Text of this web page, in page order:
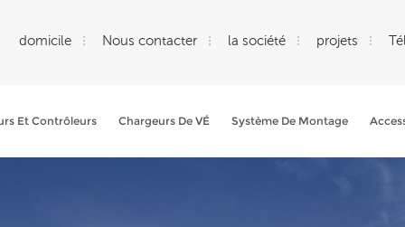
domicile Nous contacter la société projets
Et Contrôleurs Chargeurs De VÉ Système De Montage